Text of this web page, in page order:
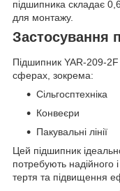
підшипника складає
для монтажу.
Застосування
Підшипник YAR-209-2F
сферах, зокрема:
Сільгосптехніка
Конвеєри
Пакувальні лінії
Цей підшипник
потребують надійного
тертя та підвищення